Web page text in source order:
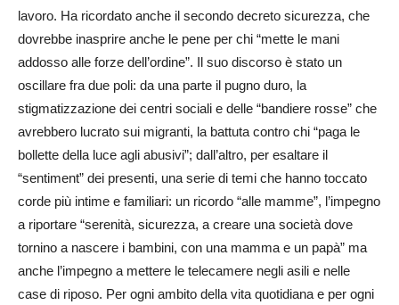
lavoro. Ha ricordato anche il secondo decreto sicurezza, che
dovrebbe inasprire anche le pene per chi “mette le mani
addosso alle forze dell’ordine”. Il suo discorso è stato un
oscillare fra due poli: da una parte il pugno duro, la
stigmatizzazione dei centri sociali e delle “bandiere rosse” che
avrebbero lucrato sui migranti, la battuta contro chi “paga le
bollette della luce agli abusivi”; dall’altro, per esaltare il
“sentiment” dei presenti, una serie di temi che hanno toccato
corde più intime e familiari: un ricordo “alle mamme”, l’impegno
a riportare “serenità, sicurezza, a creare una società dove
tornino a nascere i bambini, con una mamma e un papà” ma
anche l’impegno a mettere le telecamere negli asili e nelle
case di riposo. Per ogni ambito della vita quotidiana e per ogni